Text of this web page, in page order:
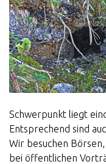
Schwerpunkt liegt
Entsprechend sind
Wir besuchen
bei öffentlichen